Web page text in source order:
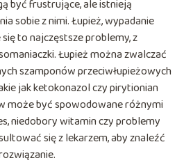
być frustrujące, ale istnieją
sobie z nimi. Łupież, wypadanie
to najczęstsze problemy, z
Łupież można zwalczać
szamponów przeciwłupieżowych
jak ketokonazol czy pirytionian
może być spowodowane różnymi
niedobory witamin czy problemy
się z lekarzem, aby znaleźć